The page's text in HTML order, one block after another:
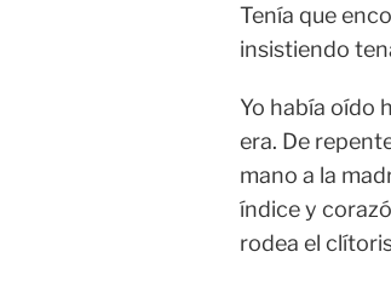
Tenía que
insistiendo
Yo había oído
era. De
mano a la
índice y
rodea el